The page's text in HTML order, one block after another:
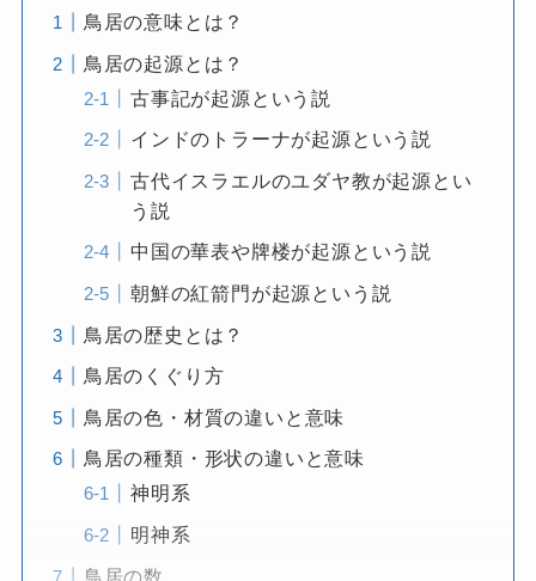
鳥居の意味とは？
鳥居の起源とは？
古事記が起源という説
インドのトラーナが起源という説
古代イスラエルのユダヤ教が起源とい
う説
中国の華表や牌楼が起源という説
朝鮮の紅箭門が起源という説
鳥居の歴史とは？
鳥居のくぐり方
鳥居の色・材質の違いと意味
鳥居の種類・形状の違いと意味
神明系
明神系
鳥居の数